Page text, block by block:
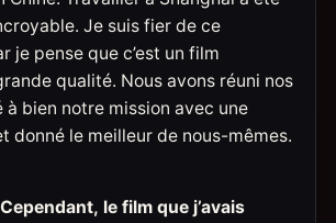
Je suis fier de ce
je pense que c’est un film
qualité. Nous avons réuni nos
à bien notre mission avec une
donné le meilleur de nous-mêmes.
le film que j’avais